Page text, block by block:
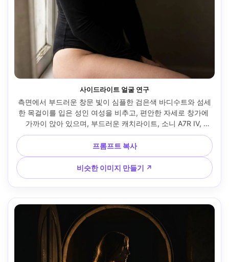
사이드라이트 얼굴 연구
측면에서 부드러운 창문 빛이 심플한 검은색 바디수트와 섬세
한 목걸이를 입은 성인 여성을 비추고, 편안한 자세로 창가에
가까이 앉아 있으며, 부드러운 캐치라이트, 소니 A7R IV,
85mm f/1.4, 부정적인 공간이 있는 타이트한 초상화, 차분한
친밀한 분위기, 사실적인 피부 질감, 미묘한 색상 등급, 선명한
초점 --ar 4:5
프롬프트 복사
비슷한 이미지 만들기 ↗